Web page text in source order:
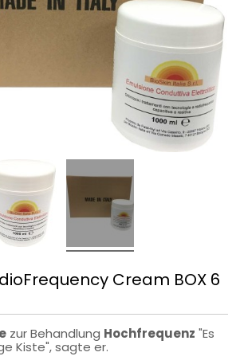
Cream BOX 6
zur Behandlung Hochfrequenz "Es
Kiste", sagte er.